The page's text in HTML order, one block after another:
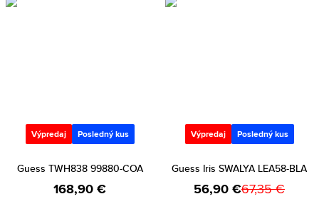
Výpredaj Posledný kus
Guess TWH838 99880-COA
168,90 €
Výpredaj Posledný kus
Guess Iris SWALYA LEA58-BLA
56,90 €67,35 €